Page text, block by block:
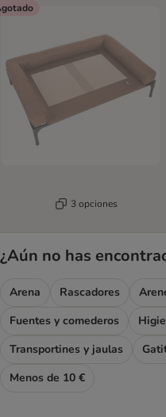
3 opciones
¿Aún no has
Arena Rascadores
Fuentes y comederos
Transportines y jaulas
Menos de 10 €